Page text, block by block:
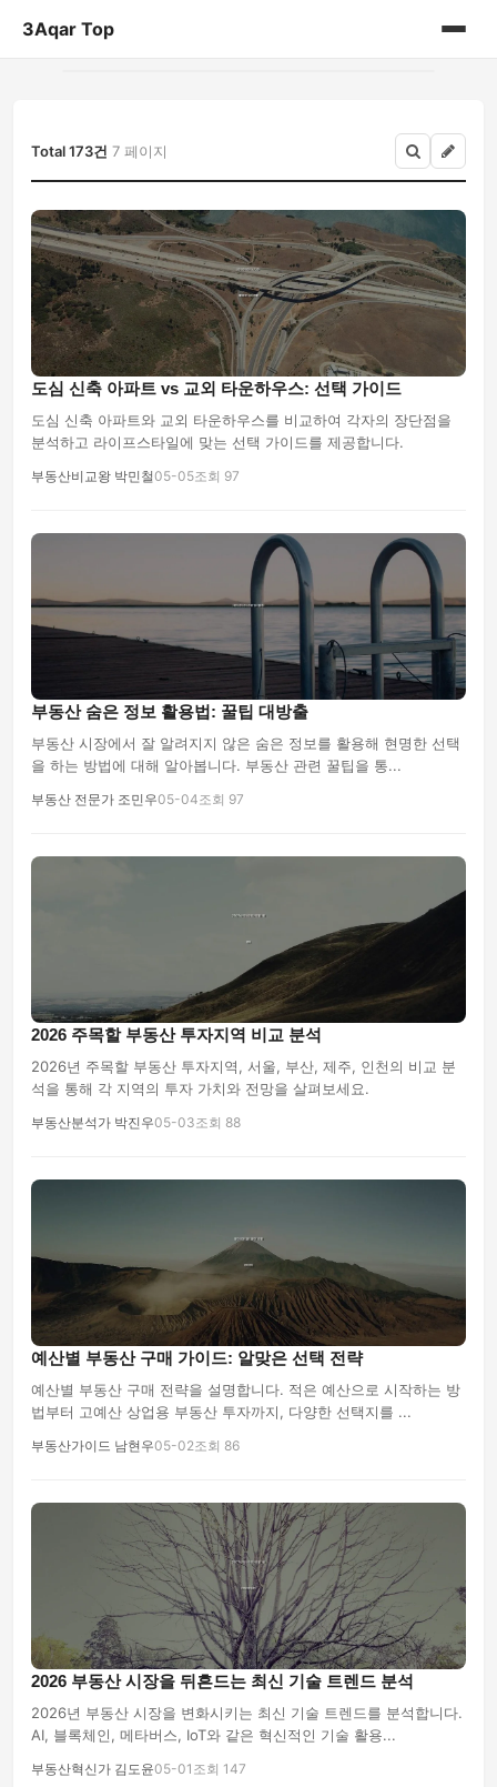
3Aqar Top
게시판
Total 173건 7 페이지
도심 신축 아파트 vs 교외 타운하우스: 선택 가이드
도심 신축 아파트와 교외 타운하우스를 비교하여 각자의 장단점을
분석하고 라이프스타일에 맞는 선택 가이드를 제공합니다.
부동산비교왕 박민철05-05조회 97
부동산 숨은 정보 활용법: 꿀팁 대방출
부동산 시장에서 잘 알려지지 않은 숨은 정보를 활용해 현명한 선택
을 하는 방법에 대해 알아봅니다. 부동산 관련 꿀팁을 통...
부동산 전문가 조민우05-04조회 97
2026 주목할 부동산 투자지역 비교 분석
2026년 주목할 부동산 투자지역, 서울, 부산, 제주, 인천의 비교 분
석을 통해 각 지역의 투자 가치와 전망을 살펴보세요.
부동산분석가 박진우05-03조회 88
예산별 부동산 구매 가이드: 알맞은 선택 전략
예산별 부동산 구매 전략을 설명합니다. 적은 예산으로 시작하는 방
법부터 고예산 상업용 부동산 투자까지, 다양한 선택지를 ...
부동산가이드 남현우05-02조회 86
2026 부동산 시장을 뒤흔드는 최신 기술 트렌드 분석
2026년 부동산 시장을 변화시키는 최신 기술 트렌드를 분석합니다.
AI, 블록체인, 메타버스, IoT와 같은 혁신적인 기술 활용...
부동산혁신가 김도윤05-01 조회 147